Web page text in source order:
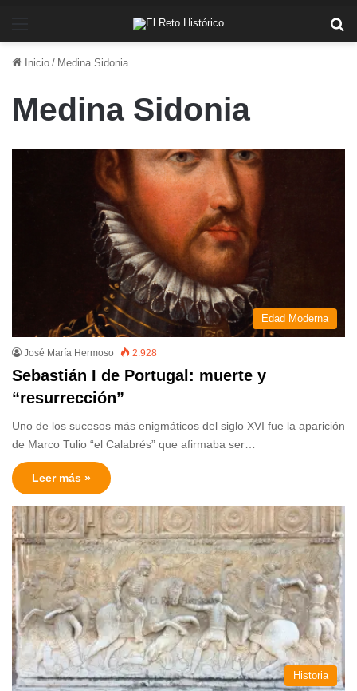
Inicio / Medina Sidonia
Medina Sidonia
Edad Moderna
José María Hermoso 2.928
Sebastián I de Portugal: muerte y
“resurrección”
Uno de los sucesos más enigmáticos del siglo XVI fue la aparición
de Marco Tulio “el Calabrés” que afirmaba ser…
Leer más »
Historia